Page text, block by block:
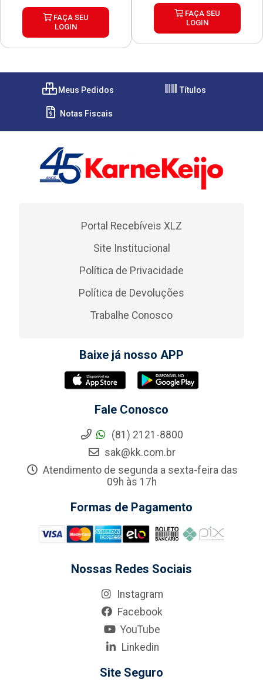
FAÇA SEU
LOGIN
FAÇA SEU
LOGIN
Meus Pedidos Títulos
Notas Fiscais
Portal Recebíveis XLZ
Site Institucional
Política de Privacidade
Política de Devoluções
Trabalhe Conosco
Baixe já nosso APP
Fale Conosco
(81) 2121-8800
sak@kk.com.br
Atendimento de segunda a sexta-feira das
09h às 17h
Formas de Pagamento
Nossas Redes Sociais
Instagram
Facebook
YouTube
Linkedin
Site Seguro